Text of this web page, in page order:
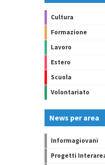
Cultura
Formazione
Lavoro
Estero
Scuola
Volontariato
News per area
Informagiovani
Progetti